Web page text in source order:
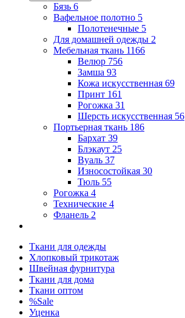
Бязь 6
Вафельное полотно 5
Полотенечные 5
Для домашней одежды 2
Мебельная ткань 1166
Велюр 756
Замша 93
Кожа искусственная 69
Принт 161
Рогожка 31
Шерсть искусственная 56
Портьерная ткань 186
Бархат 39
Блэкаут 25
Вуаль 37
Износостойкая 30
Тюль 55
Рогожка 4
Технические 4
Фланель 2
Ткани для одежды
Хлопковый трикотаж
Швейная фурнитура
Ткани для дома
Ткани оптом
%Sale
Уценка